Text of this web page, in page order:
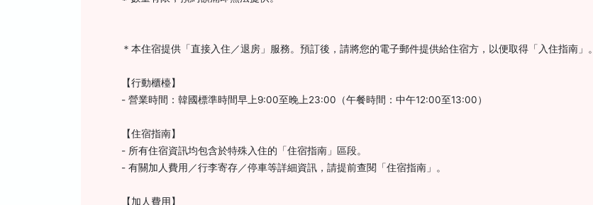
＊本住宿提供「直接入住／退房」服務。預訂後，請將您的電子郵件提供給住宿方，以便取得「入住指南」。
【行動櫃檯】
- 營業時間：韓國標準時間早上9:00至晚上23:00（午餐時間：中午12:00至13:00）
【住宿指南】
- 所有住宿資訊均包含於特殊入住的「住宿指南」區段。
- 有關加人費用／行李寄存／停車等詳細資訊，請提前查閱「住宿指南」。
【加人費用】